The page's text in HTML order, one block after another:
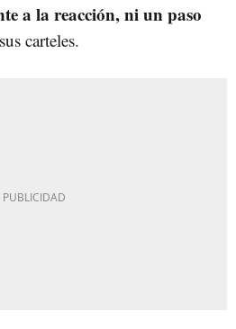
a la reacción, ni un paso
carteles.